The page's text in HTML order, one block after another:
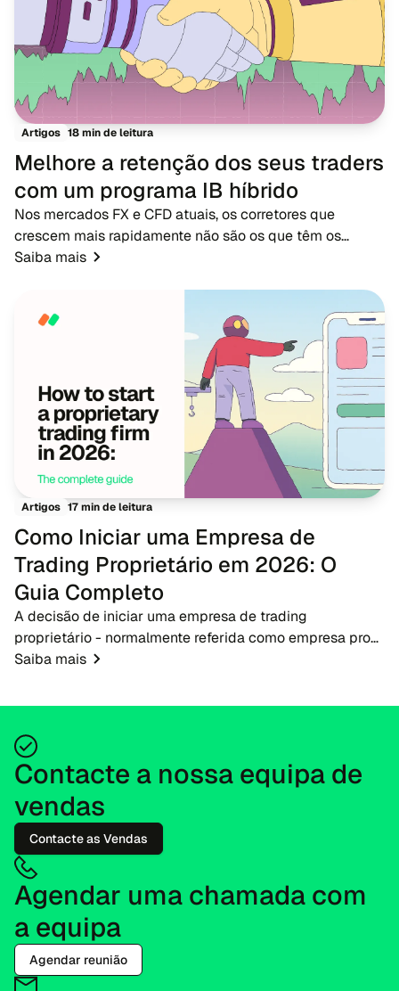
Artigos 18 min de leitura
Melhore a retenção dos seus traders
com um programa IB híbrido
Nos mercados FX e CFD atuais, os corretores que
crescem mais rapidamente não são os que têm os
maiores orçamentos de publicidade - são os que têm
Saiba mais
Artigos 17 min de leitura
Como Iniciar uma Empresa de
Trading Proprietário em 2026: O
Guia Completo
A decisão de iniciar uma empresa de trading
proprietário - normalmente referida como empresa prop
- em 2026 apresenta uma oportunidade oportuna para
Saiba mais
Contacte a nossa equipa de
vendas
Contacte as Vendas
Agendar uma chamada com
a equipa
Agendar reunião